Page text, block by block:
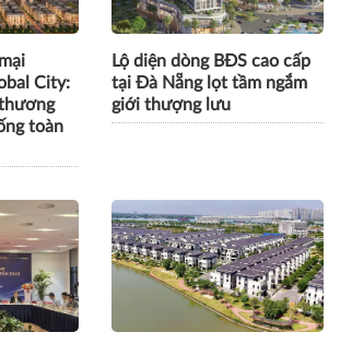
City:
toàn
Lộ diện dòng BĐS cao cấp
tại Đà Nẵng lọt tầm ngắm
giới thượng lưu